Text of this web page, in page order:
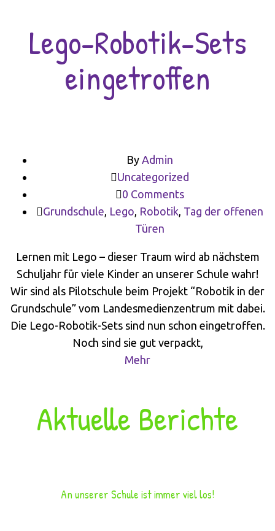
Lego-Robotik-Sets
eingetroffen
By Admin
Uncategorized
0 Comments
Grundschule, Lego, Robotik, Tag der offenen
Türen
Lernen mit Lego – dieser Traum wird ab nächstem
Schuljahr für viele Kinder an unserer Schule wahr!
Wir sind als Pilotschule beim Projekt “Robotik in der
Grundschule” vom Landesmedienzentrum mit dabei.
Die Lego-Robotik-Sets sind nun schon eingetroffen.
Noch sind sie gut verpackt,
Mehr
Aktuelle Berichte
An unserer Schule ist immer viel los!